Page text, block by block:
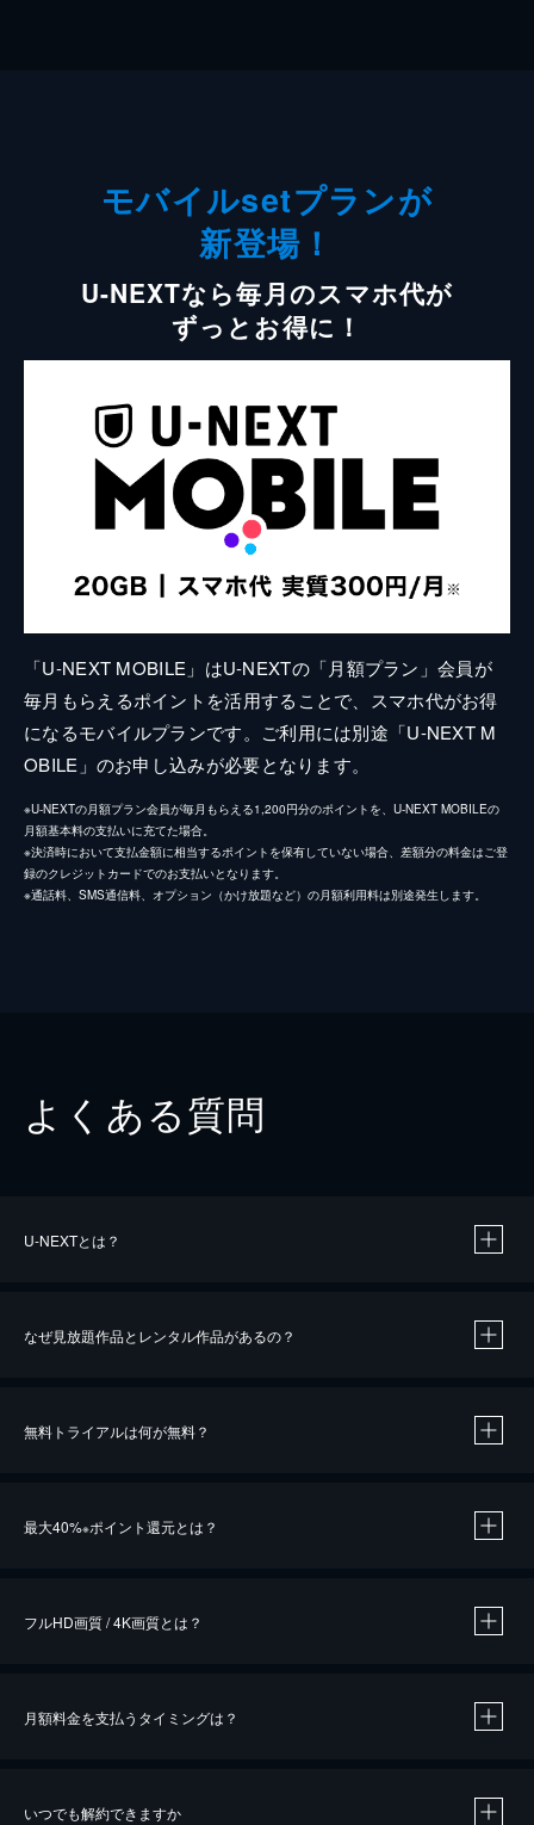
モバイルsetプランが
新登場！
U-NEXTなら毎月のスマホ代が
ずっとお得に！
「U-NEXT MOBILE」はU-NEXTの「月額プラン」会員が
毎月もらえるポイントを活用することで、スマホ代がお得
になるモバイルプランです。ご利用には別途「U-NEXT M
OBILE」のお申し込みが必要となります。
※U-NEXTの月額プラン会員が毎月もらえる1,200円分のポイントを、U-NEXT MOBILEの
月額基本料の支払いに充てた場合。
※決済時において支払金額に相当するポイントを保有していない場合、差額分の料金はご登
録のクレジットカードでのお支払いとなります。
※通話料、SMS通信料、オプション（かけ放題など）の月額利用料は別途発生します。
よくある質問
U-NEXTとは？
なぜ見放題作品とレンタル作品があるの？
無料トライアルは何が無料？
最大40%※ポイント還元とは？
※40％ポイント還元の対象は、クレジットカード決済による作品の購入 / レンタルです。
フルHD画質 / 4K画質とは？
月額料金を支払うタイミングは？
いつでも解約できますか